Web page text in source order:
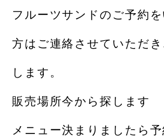
フルーツサンドのご予約
方はご連絡させていただ
します。
販売場所今から探します
メニュー決まりましたら